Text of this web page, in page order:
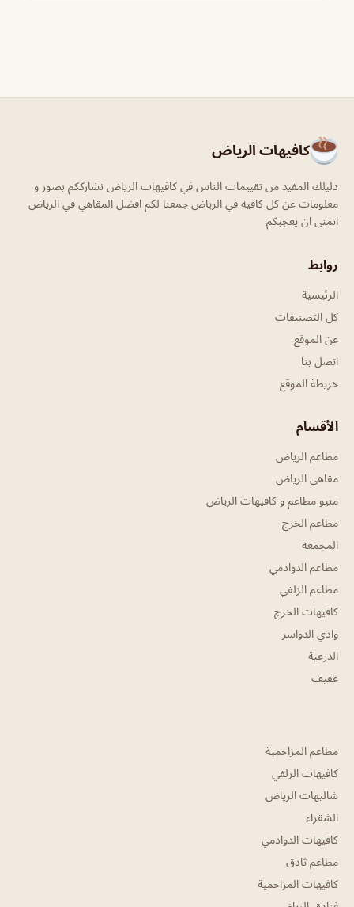
كافيهات الرياض
دليلك المفيد من تقييمات الناس في كافيهات الرياض نشارككم بصور و
معلومات عن كل كافيه في الرياض جمعنا لكم افضل المقاهي في الرياض
اتمنى ان يعجبكم
روابط
الرئيسية
كل التصنيفات
عن الموقع
اتصل بنا
خريطة الموقع
الأقسام
مطاعم الرياض
مقاهي الرياض
منيو مطاعم و كافيهات الرياض
مطاعم الخرج
المجمعه
مطاعم الدوادمي
مطاعم الزلفي
كافيهات الخرج
وادي الدواسر
الدرعية
عفيف
مطاعم المزاحمية
كافيهات الزلفي
شاليهات الرياض
الشقراء
كافيهات الدوادمي
مطاعم ثادق
كافيهات المزاحمية